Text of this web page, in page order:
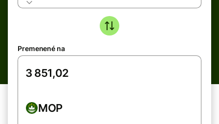
Premenené na
MOP